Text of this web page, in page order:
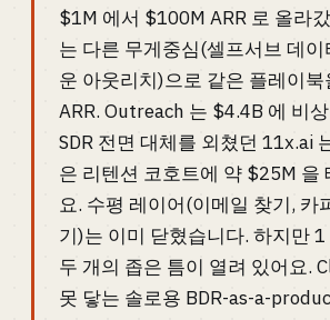
$1M 에서 $100M ARR 로 올라
는 다른 무게중심(셀프서브 데
운 아웃리치)으로 같은 플레이
ARR. Outreach 는 $4.4B 에 비
SDR 전면 대체를 외쳤던 11x.ai
은 리텐션 코호트에 약 $25M 을
요. 수평 레이어(이메일 찾기, 카
기)는 이미 닫혔습니다. 하지만
두 개의 좁은 틈이 열려 있어요.
못 닿는 솔로용 BDR-as-a-